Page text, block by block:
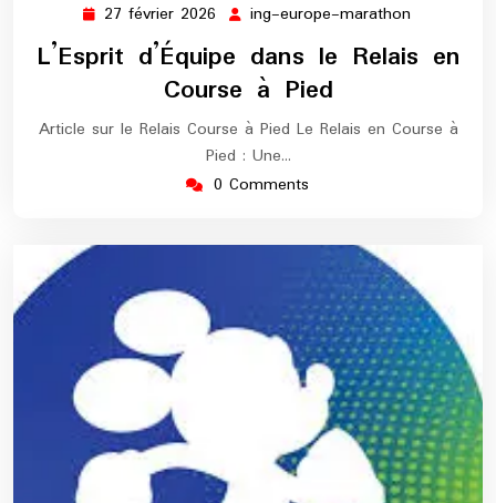
27 février 2026 27
février
2026
ing-europe-marathon
marathon
L’Esprit d’Équipe dans le Relais en
Course à Pied
Article sur le Relais Course à Pied Le Relais en Course à
Pied : Une…
0 Comments